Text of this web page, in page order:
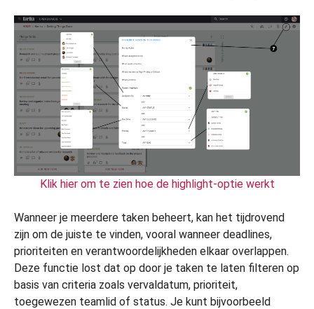
Klik hier om te zien hoe de highlight-optie werkt
Wanneer je meerdere taken beheert, kan het tijdrovend
zijn om de juiste te vinden, vooral wanneer deadlines,
prioriteiten en verantwoordelijkheden elkaar overlappen.
Deze functie lost dat op door je taken te laten filteren op
basis van criteria zoals vervaldatum, prioriteit,
toegewezen teamlid of status. Je kunt bijvoorbeeld